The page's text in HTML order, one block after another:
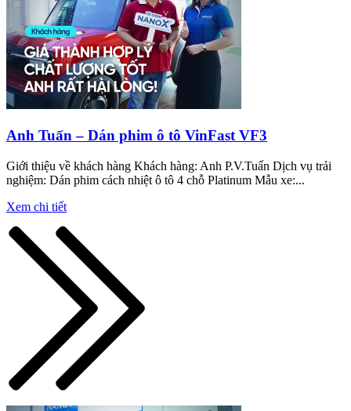
Anh Tuấn – Dán phim ô tô VinFast VF3
Giới thiệu về khách hàng Khách hàng: Anh P.V.Tuấn Dịch vụ trải
nghiệm: Dán phim cách nhiệt ô tô 4 chỗ Platinum Mẫu xe:...
Xem chi tiết